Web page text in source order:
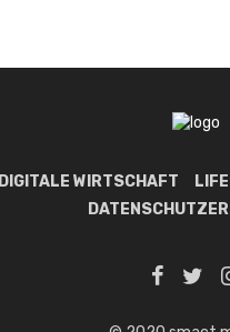
DIGITALE WIRTSCHAFT